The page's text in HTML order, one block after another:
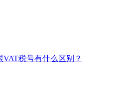
税号有什么区别？